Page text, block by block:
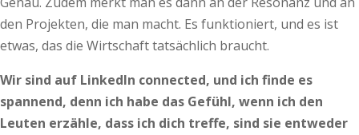
den Projekten, die man macht. Es funktioniert, und es ist
etwas, das die Wirtschaft tatsächlich braucht.
Wir sind auf LinkedIn connected, und ich finde es
spannend, denn ich habe das Gefühl, wenn ich den
Leuten erzähle, dass ich dich treffe, sind sie entweder